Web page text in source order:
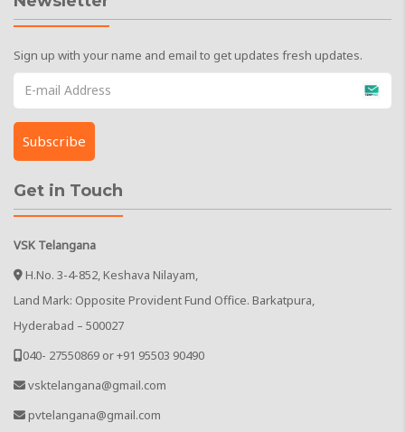
Sign up with your name and email to get updates fresh updates.
Get in Touch
VSK Telangana
H.No. 3-4-852, Keshava Nilayam,
Land Mark: Opposite Provident Fund Office. Barkatpura,
Hyderabad – 500027
040- 27550869 or +91 95503 90490
vsktelangana@gmail.com
pvtelangana@gmail.com